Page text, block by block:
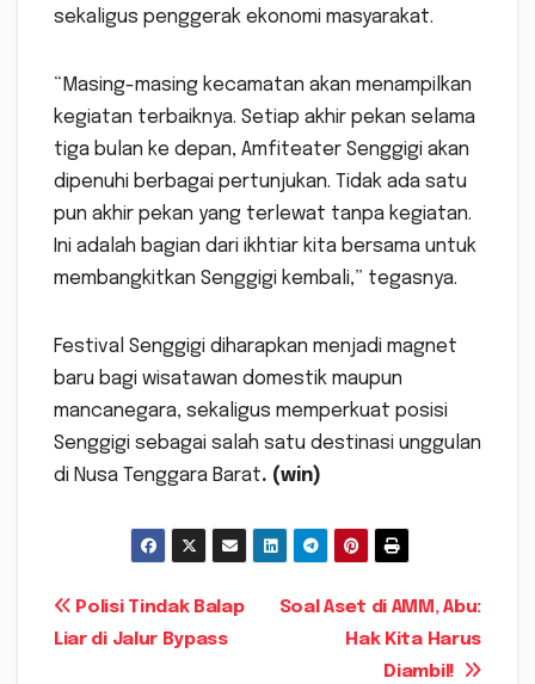
sekaligus penggerak ekonomi masyarakat.
“Masing-masing kecamatan akan menampilkan
kegiatan terbaiknya. Setiap akhir pekan selama
tiga bulan ke depan, Amfiteater Senggigi akan
dipenuhi berbagai pertunjukan. Tidak ada satu
pun akhir pekan yang terlewat tanpa kegiatan.
Ini adalah bagian dari ikhtiar kita bersama untuk
membangkitkan Senggigi kembali,” tegasnya.
Festival Senggigi diharapkan menjadi magnet
baru bagi wisatawan domestik maupun
mancanegara, sekaligus memperkuat posisi
Senggigi sebagai salah satu destinasi unggulan
di Nusa Tenggara Barat. (win)
Navigasi
Soal Aset di AMM, Abu:
Hak Kita Harus
Diambil!
Polisi Tindak Balap
Liar di Jalur Bypass